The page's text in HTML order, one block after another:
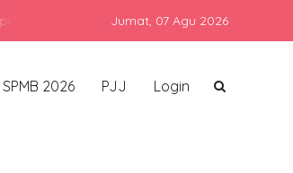
dan siap bersaing di era global dengan
Jumat, 07 Agu 2026
SPMB 2026 PJJ Login